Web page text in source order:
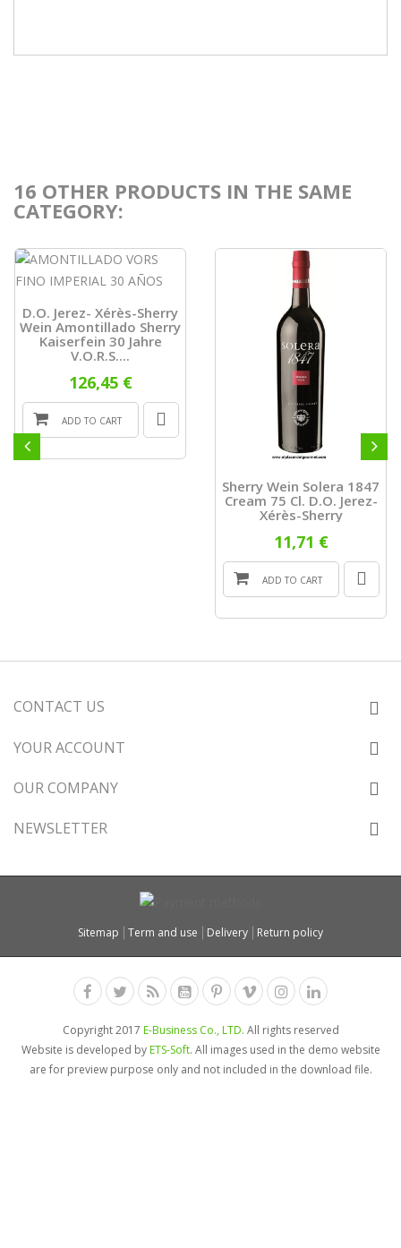
16 OTHER PRODUCTS IN THE SAME
CATEGORY:
D.O. Jerez- Xérès-Sherry
Wein Amontillado Sherry
Kaiserfein 30 Jahre
V.O.R.S....
126,45 €
ADD TO CART
Sherry Wein Solera 1847
Cream 75 Cl. D.O. Jerez-
Xérès-Sherry
11,71 €
ADD TO CART
CONTACT US
YOUR ACCOUNT
OUR COMPANY
NEWSLETTER
Sitemap Term and use Delivery Return policy
Copyright 2017 E-Business Co., LTD. All rights reserved
Website is developed byETS-Soft. All images used in the demo website
are for preview purpose only and not included in the download file.